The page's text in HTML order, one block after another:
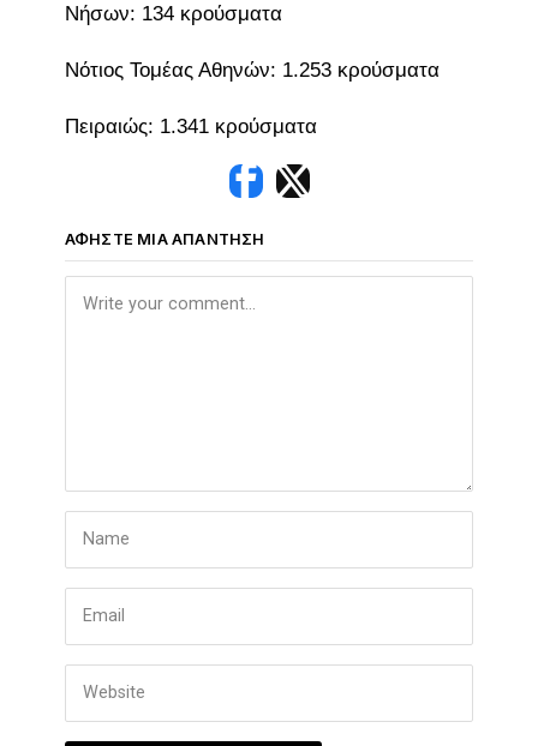
Νήσων: 134 κρούσματα
Νότιος Τομέας Αθηνών: 1.253 κρούσματα
Πειραιώς: 1.341 κρούσματα
ΑΦΉΣΤΕ ΜΙΑ ΑΠΆΝΤΗΣΗ